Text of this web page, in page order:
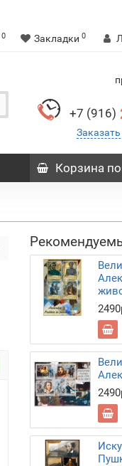
0 Закладки 0
+7 (916)
Корзина